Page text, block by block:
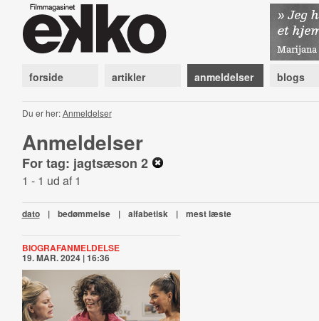
forside artikler anmeldelser blogs
Du er her:Anmeldelser
Anmeldelser
For tag: jagtsæson 2
1 - 1 ud af 1
dato | bedømmelse | alfabetisk | mest læste
BIOGRAFANMELDELSE
19. MAR. 2024 | 16:36